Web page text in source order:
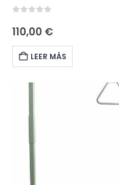
110,00 €
LEER MÁS